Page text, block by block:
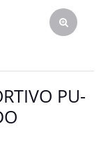
PU-